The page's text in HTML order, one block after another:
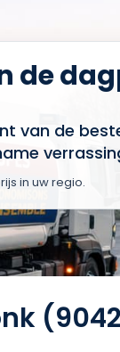
de
van de
in uw regio.